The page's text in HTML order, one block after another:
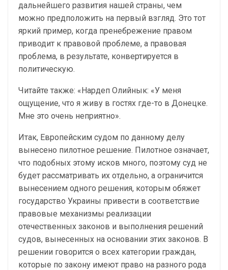
дальнейшего развития нашей страны, чем
можно предположить на первый взгляд. Это тот
яркий пример, когда пренебрежение правом
приводит к правовой проблеме, а правовая
проблема, в результате, конвертируется в
политическую.
Читайте также: «Нардеп Олийнык: «У меня
ощущение, что я живу в гостях где-то в Донецке.
Мне это очень неприятно».
Итак, Европейским судом по данному делу
вынесено пилотное решение. Пилотное означает,
что подобных этому исков много, поэтому суд не
будет рассматривать их отдельно, а ограничится
вынесением одного решения, которым обяжет
государство Украины привести в соответствие
правовые механизмы реализации
отечественных законов и выполнения решений
судов, вынесенных на основании этих законов. В
решении говорится о всех категории граждан,
которые по закону имеют право на разного рода